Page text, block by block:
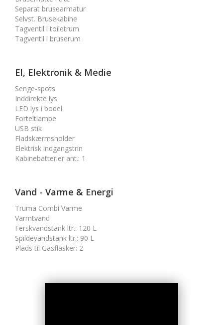
Separat brusearmatur
Selvst. Brusekabine
Tagventil i toiletrum
Tagventil i bruserum
El, Elektronik & Medie
Senge-spots
Inddirekte lys
LED lys i bodel
Forteltlampe
USB stik
Fladskærmsholder
Elektrisk indgangstrin
Kabinebatterier ant.: 1
Vand - Varme & Energi
Truma Combi Varme
Varmtvand
Ferskvandstank ltr.: 120 L
Spildevandstank ltr.: 90 L
Plads til Gasflasker: 2